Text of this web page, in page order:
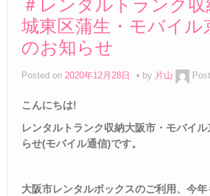
＃レンタルトランク
城東区蒲生・モバイル
のお知らせ
Posted on 2020年12月28日 by 片山
こんにちは!
レンタルトランク収納大阪市・モバイ
らせ(モバイル通信)です。
大阪市レンタルボックスのご利用、今